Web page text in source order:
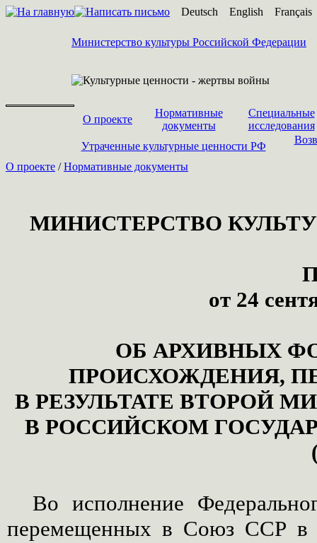
Deutsch English Français
Министерство культуры Российской Федерации
О проекте
Нормативные
документы
Специальные
исследования
Утраченные культурные ценности РФ
О проекте /Нормативные документы
МИНИСТЕРСТВО
от 24
ОБ АРХИВНЫХ
ПРОИСХОЖДЕНИЯ,
В РЕЗУЛЬТАТЕ ВТОРОЙ
В РОССИЙСКОМ
Во исполнение
перемещенных в Союз ССР в